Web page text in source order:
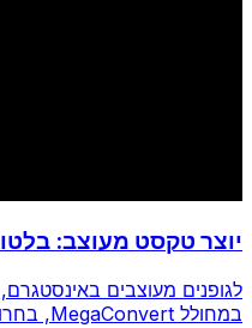
יוצר טקסט מעוצב:
לגופנים מעוצבים
במחולל MegaConvert, בחרו סגנון והעתיקו-הדביקו.